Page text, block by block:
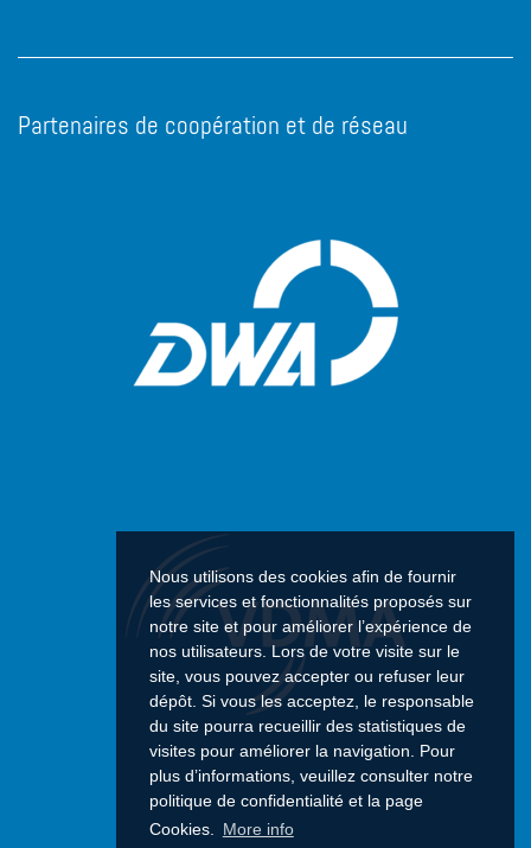
Nous utilisons des cookies afin de fournir
les services et fonctionnalités proposés sur
notre site et pour améliorer l’expérience de
nos utilisateurs. Lors de votre visite sur le
site, vous pouvez accepter ou refuser leur
dépôt. Si vous les acceptez, le responsable
du site pourra recueillir des statistiques de
visites pour améliorer la navigation. Pour
plus d’informations, veuillez consulter notre
politique de confidentialité et la page
Cookies.
More info
Partenaires de coopération et de réseau